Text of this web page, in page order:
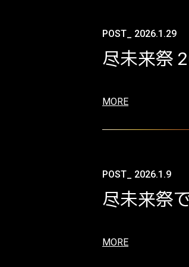
POST_ 2026.1.29
尽未来祭
MORE
POST_ 2026.1.9
尽未来祭
MORE